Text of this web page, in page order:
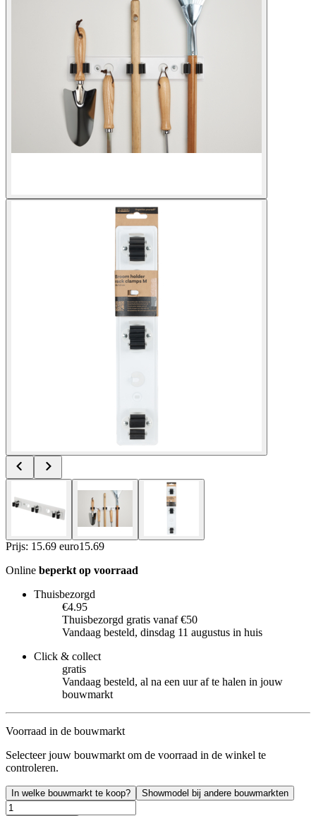
Prijs: 15.69 euro15.69
Online beperkt op voorraad
Thuisbezorgd
€4.95
Thuisbezorgd gratis vanaf €50
Vandaag besteld, dinsdag 11 augustus in huis
Click & collect
gratis
Vandaag besteld, al na een uur af te halen in jouw
bouwmarkt
Voorraad in de bouwmarkt
Selecteer jouw bouwmarkt om de voorraad in de winkel te
controleren.
In welke bouwmarkt te koop? Showmodel bij andere bouwmarkten